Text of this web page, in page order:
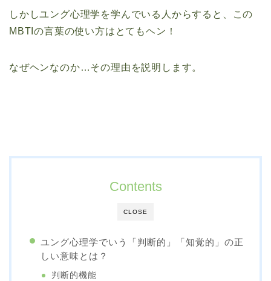
しかしユング心理学を学んでいる人からすると、この
MBTIの言葉の使い方はとてもヘン！
なぜヘンなのか…その理由を説明します。
CLOSE
Contents
ユング心理学でいう「判断的」「知覚的」の正
しい意味とは？
判断的機能